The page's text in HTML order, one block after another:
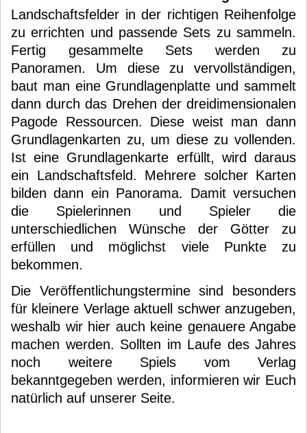
Landschaftsfelder in der richtigen Reihenfolge
zu errichten und passende Sets zu sammeln.
Fertig gesammelte Sets werden zu
Panoramen. Um diese zu vervollständigen,
baut man eine Grundlagenplatte und sammelt
dann durch das Drehen der dreidimensionalen
Pagode Ressourcen. Diese weist man dann
Grundlagenkarten zu, um diese zu vollenden.
Ist eine Grundlagenkarte erfüllt, wird daraus
ein Landschaftsfeld. Mehrere solcher Karten
bilden dann ein Panorama. Damit versuchen
die Spielerinnen und Spieler die
unterschiedlichen Wünsche der Götter zu
erfüllen und möglichst viele Punkte zu
bekommen.
Die Veröffentlichungstermine sind besonders
für kleinere Verlage aktuell schwer anzugeben,
weshalb wir hier auch keine genauere Angabe
machen werden. Sollten im Laufe des Jahres
noch weitere Spiels vom Verlag
bekanntgegeben werden, informieren wir Euch
natürlich auf unserer Seite.